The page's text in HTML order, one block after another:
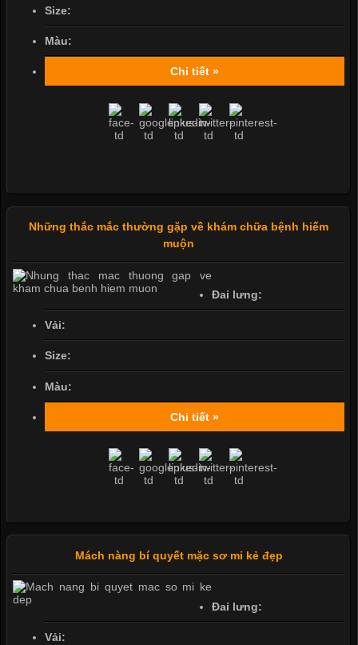
Size:
Màu:
Chi tiết »
Những thắc mắc thường gặp về khám chữa bệnh hiếm
muộn
Đai lưng:
Vải:
Size:
Màu:
Chi tiết »
Mách nàng bí quyết mặc sơ mi kẻ đẹp
Đai lưng:
Vải: